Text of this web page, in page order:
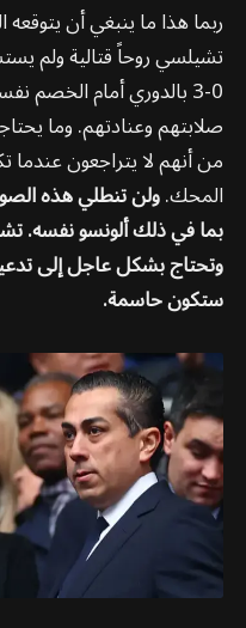
ربما هذا ما ينبغي أن
تشيلسي روحاً قتالية ولم
صلابتهم وعنادتهم. وما
من أنهم لا يتراجعون
المحك.ولن تنطلي هذه
بما في ذلك ألونسو نفسه.
وتحتاج بشكل عاجل إلى
ستكون حاسمة.